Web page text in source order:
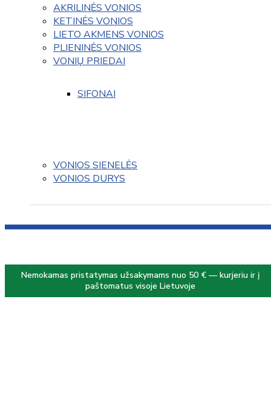
AKRILINĖS VONIOS
KETINĖS VONIOS
LIETO AKMENS VONIOS
PLIENINĖS VONIOS
VONIŲ PRIEDAI
SIFONAI
VONIOS SIENELĖS
VONIOS DURYS
Nemokamas pristatymas užsakymams nuo 50 € — kurjeriu ir į
paštomatus visoje Lietuvoje